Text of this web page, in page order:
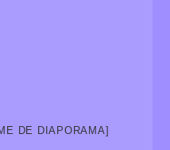
DE DIAPORAMA]